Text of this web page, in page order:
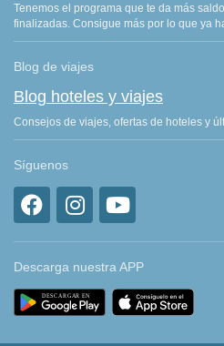
Tenemos el programa que te da más
finalizadas. Consigue más por lo que ya
Blog de viajes
Blog hoteles y viajes
Consejos de viajes, ofertas de hoteles y
Síguenos
Descarga nuestra APP